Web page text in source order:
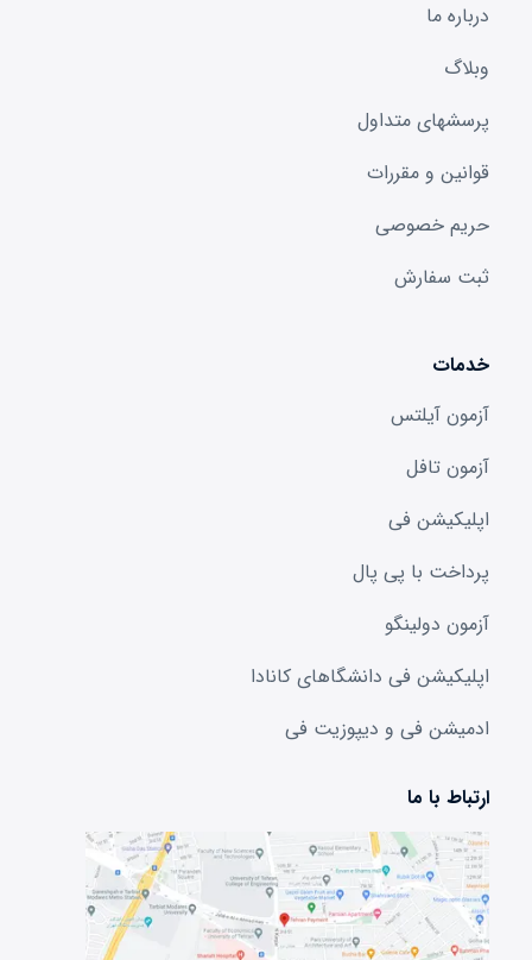
درباره ما
وبلاگ
پرسشهای متداول
قوانین و مقررات
حریم خصوصی
ثبت سفارش
خدمات
آزمون آیلتس
آزمون تافل
اپلیکیشن فی
پرداخت با پی پال
آزمون دولینگو
اپلیکیشن فی دانشگا‌های کانادا
ادمیشن فی و دیپوزیت فی
ارتباط با ما